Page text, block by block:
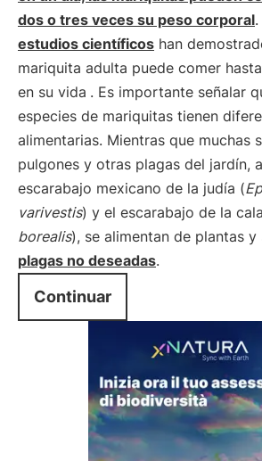
dos o tres veces su peso corporal
estudios científicos han
mariquita adulta puede comer
en su vida . Es importante señalar
especies de mariquitas tienen
alimentarias. Mientras que muchas
pulgones y otras plagas del jardín,
escarabajo mexicano de la judía (
varivestis) y el escarabajo de la
borealis), se alimentan de plantas y
plagas no deseadas.
Continuar